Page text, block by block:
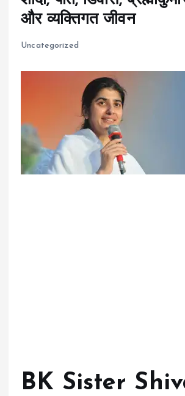
और व्यक्तिगत जीवन
Uncategorized
BK Sister